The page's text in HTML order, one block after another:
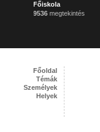
Főiskola
9536 megtekintés
Főoldal
Témák
Személyek
Helyek